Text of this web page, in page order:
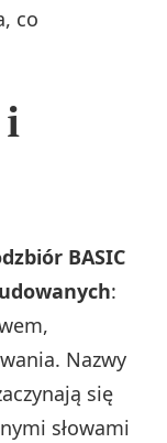
co
i
BASIC
:
Nazwy
się
słowami